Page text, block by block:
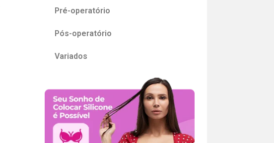
Pré-operatório
Pós-operatório
Variados